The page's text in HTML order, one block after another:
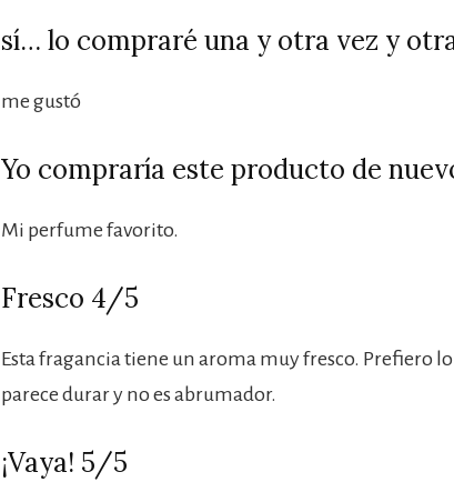
sí… lo compraré una y otra vez y
me gustó
Yo compraría este producto de
Mi perfume favorito.
Fresco 4/5
Esta fragancia tiene un aroma muy fresco. Prefiero
parece durar y no es abrumador.
¡Vaya! 5/5